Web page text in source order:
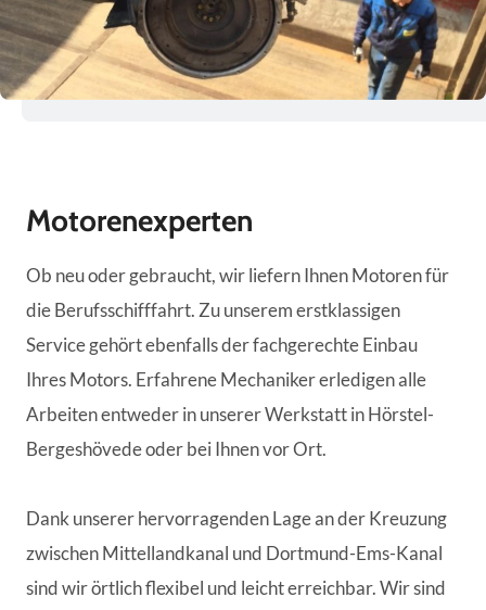
Motorenexperten
Ob neu oder gebraucht, wir liefern Ihnen Motoren für
die Berufsschifffahrt. Zu unserem erstklassigen
Service gehört ebenfalls der fachgerechte Einbau
Ihres Motors. Erfahrene Mechaniker erledigen alle
Arbeiten entweder in unserer Werkstatt in Hörstel-
Bergeshövede oder bei Ihnen vor Ort.
Dank unserer hervorragenden Lage an der Kreuzung
zwischen Mittellandkanal und Dortmund-Ems-Kanal
sind wir örtlich flexibel und leicht erreichbar. Wir sind